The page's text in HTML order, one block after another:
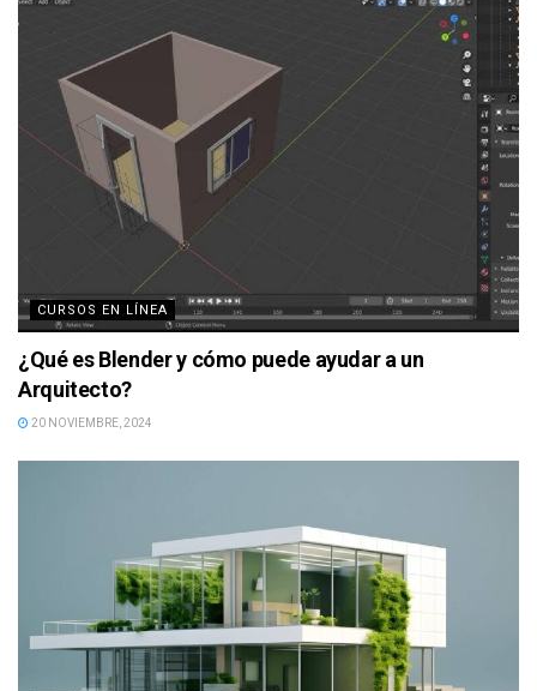
CURSOS EN LÍNEA
¿Qué es Blender y cómo puede ayudar a un
Arquitecto?
20 NOVIEMBRE, 2024